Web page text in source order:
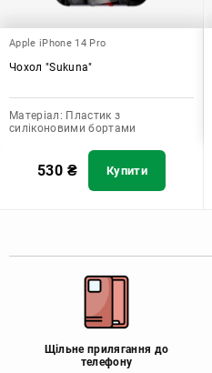
Apple iPhone 14 Pro
Чохол "Sukuna"
Матеріал: Пластик з
силіконовими бортами
530 ₴ Купити
Щільне прилягання до
телефону